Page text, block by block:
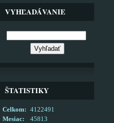
VYHĽADÁVANIE
ŠTATISTIKY
Celkom:
4122491
Mesiac:
45813